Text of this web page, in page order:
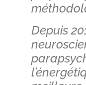
Depuis